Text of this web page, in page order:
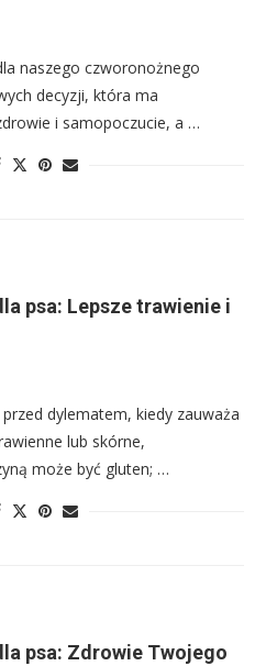
naszego czworonożnego
decyzji, która ma
i samopoczucie, a …
psa: Lepsze trawienie i
dylematem, kiedy zauważa
lub skórne,
może być gluten; …
psa: Zdrowie Twojego